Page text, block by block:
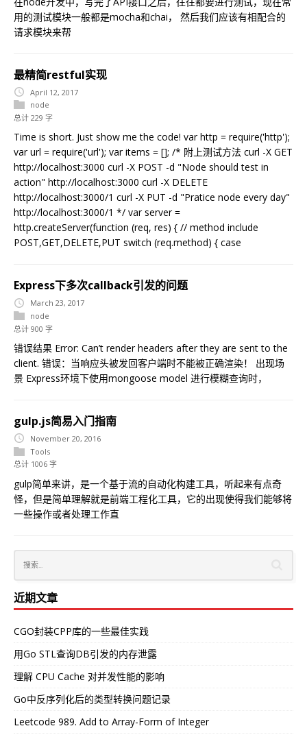
用的测试模块一般都是mocha和chai， 然后我们应该有相配合的
请求模块来帮
最精简restful实现
April 12, 2017
node
总计 229 字
Time is short. Just show me the code! var http = require('http');
var url = require('url'); var items = []; /* 附上测试方法 curl -X GET
http://localhost:3000 curl -X POST -d "Node should test in
action" http://localhost:3000 curl -X DELETE
http://localhost:3000/1 curl -X PUT -d "Pratice node every day"
http://localhost:3000/1 */ var server =
http.createServer(function (req, res) { // method include
POST,GET,DELETE,PUT switch (req.method) { case
Express下多次callback引发的问题
March 23, 2017
node
总计 900 字
错误结果 Error: Can’t render headers after they are sent to the
client. 错误：当响应头被发回客户端时不能被正确渲染！ 出现场
景 Express环境下使用mongoose model 进行模糊查询时，
gulp.js简易入门指南
November 20, 2016
Tools
总计 1006 字
gulp简单来讲，是一个基于流的自动化构建工具，听起来有点奇
怪，但是简单理解就是前端工程化工具，它的出现使得我们能够将
一些操作或者处理工作直
近期文章
CGO封装CPP库的一些最佳实践
用Go STL查询DB引发的内存泄露
理解 CPU Cache 对并发性能的影响
Go中反序列化后的类型转换问题记录
Leetcode 989. Add to Array-Form of Integer